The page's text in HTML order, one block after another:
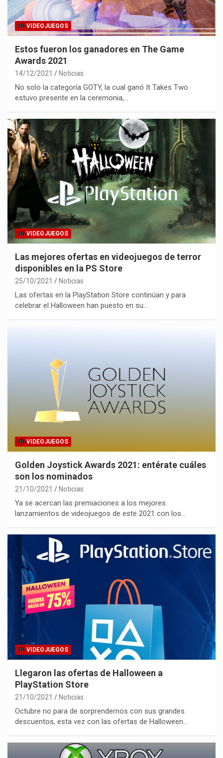
VIDEOJUEGOS
Estos fueron los ganadores en The Game
Awards 2021
14/12/2021 Noticias
No solo la categoría GOTY, la cual ganó It Takes Two
estuvo presente en la ceremonia,…
VIDEOJUEGOS
Las mejores ofertas en videojuegos de terror
disponibles en la PS Store
25/10/2021 Noticias
Las ofertas en la PlayStation Store continúan y para
celebrar el Halloween han puesto en su…
VIDEOJUEGOS
Golden Joystick Awards 2021: entérate cuáles
son los nominados
21/10/2021 Noticias
Ya se acercan las premiaciones a los mejores
lanzamientos de videojuegos de este 2021 con los…
VIDEOJUEGOS
Llegaron las ofertas de Halloween a
PlayStation Store
21/10/2021 Noticias
Octubre no para de sorprendernos con sus grandes
descuentos, esta vez con las ofertas de Halloween…